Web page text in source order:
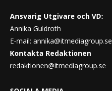
Ansvarig Utgivare och VD:
Annika Guldroth
E-mail: annika@itmediagroup.se
Kontakta Redaktionen
redaktionen@itmediagroup.se